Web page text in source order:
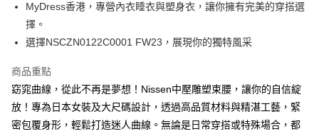
送貨方式
付款後順豐站及營業點
付款後順豐合作便利店
MyDress香港，專營內衣睡衣與塑身衣，讓你擁有完美的穿搭選
擇。
選擇NSCZN0122C0001 FW23，展現你的獨特風采
商品重點
窈窕曲線，從此不再是夢想！Nissen中壓雕塑束腰，讓你的自信綻
放！專為日本女裝及大尺碼設計，透過高品質材料與精湛工藝，緊
密包覆身形，輕鬆打造迷人曲線。無論是日常穿搭或特殊場合，都